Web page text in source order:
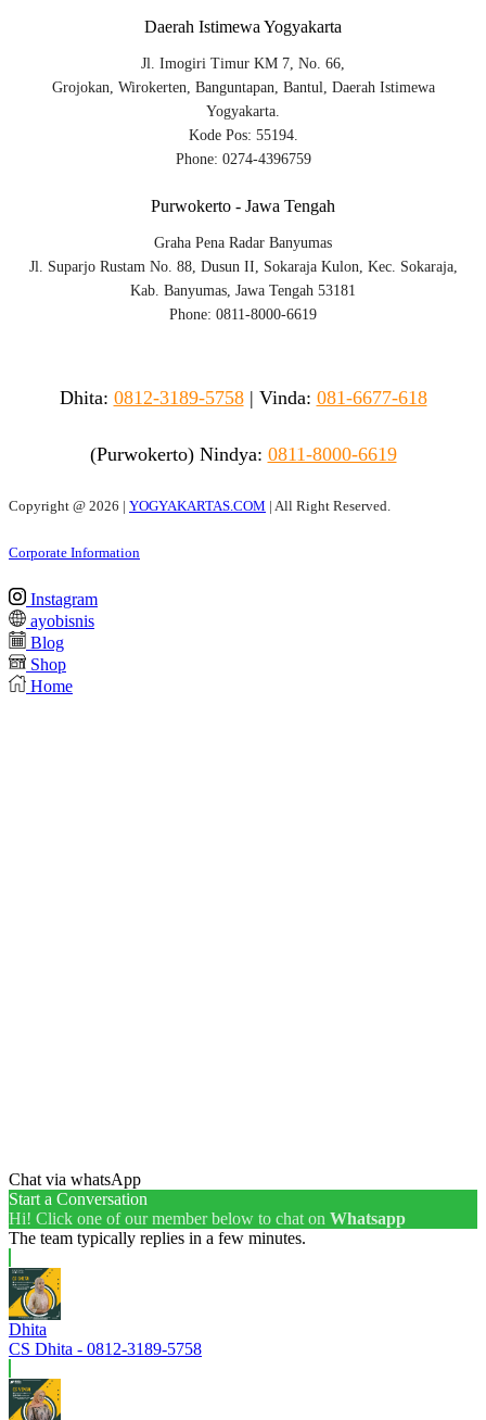
Daerah Istimewa Yogyakarta
Jl. Imogiri Timur KM 7, No. 66,
Grojokan, Wirokerten, Banguntapan, Bantul, Daerah Istimewa
Yogyakarta.
Kode Pos: 55194.
Phone: 0274-4396759
Purwokerto - Jawa Tengah
Graha Pena Radar Banyumas
Jl. Suparjo Rustam No. 88, Dusun II, Sokaraja Kulon, Kec. Sokaraja,
Kab. Banyumas, Jawa Tengah 53181
Phone: 0811-8000-6619
Dhita: 0812-3189-5758| Vinda: 081-6677-618
(Purwokerto) Nindya: 0811-8000-6619
Copyright @ 2026 | YOGYAKARTAS.COM | All Right Reserved.
Corporate Information
Instagram
ayobisnis
Blog
Shop
Home
Chat via whatsApp
Start a Conversation
Hi! Click one of our member below to chat on Whatsapp
The team typically replies in a few minutes.
Dhita
CS Dhita - 0812-3189-5758